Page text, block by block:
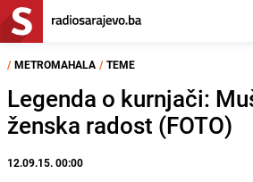
/ METROMAHALA / TEME
Legenda o kurnjači:
ženska radost (FOTO)
12.09.15. 00:00